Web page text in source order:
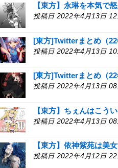
【東方】永琳を本気で
投稿日 2022年4月13日
[東方]Twitterまとめ（
投稿日 2022年4月13日
[東方]Twitterまとめ（
投稿日 2022年4月13日
【東方】ちぇんはこう
投稿日 2022年4月13日
【東方】依神紫苑は美
投稿日 2022年4月12日